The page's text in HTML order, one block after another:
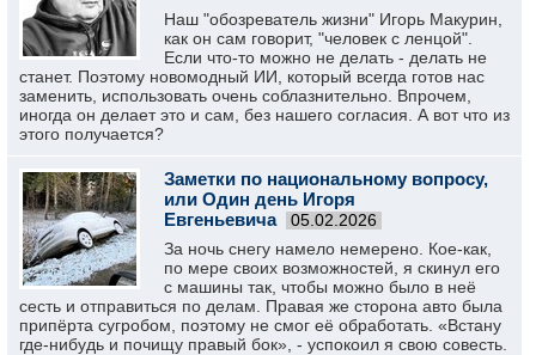
Наш "обозреватель жизни" Игорь Макурин,
как он сам говорит, "человек с ленцой".
Если что-то можно не делать - делать не
станет. Поэтому новомодный ИИ, который всегда готов нас
заменить, использовать очень соблазнительно. Впрочем,
иногда он делает это и сам, без нашего согласия. А вот что из
этого получается?
Заметки по национальному вопросу,
или Один день Игоря
Евгеньевича
05.02.2026
За ночь снегу намело немерено. Кое-как,
по мере своих возможностей, я скинул его
с машины так, чтобы можно было в неё
сесть и отправиться по делам. Правая же сторона авто была
припёрта сугробом, поэтому не смог её обработать. «Встану
где-нибудь и почищу правый бок», - успокоил я свою совесть.